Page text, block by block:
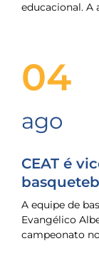
educacional. A
04
ago
CEAT é
A equipe de
Evangélico
campeonato